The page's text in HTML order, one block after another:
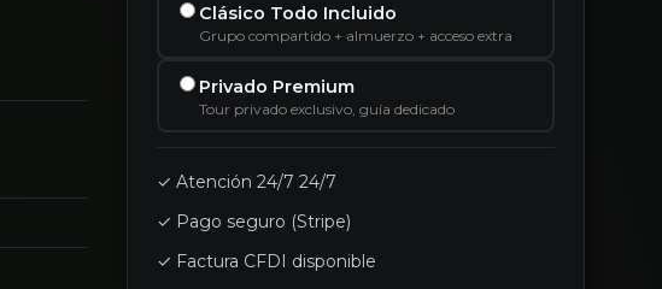
Clásico Todo Incluido
Grupo compartido + almuerzo + acceso extra
Privado Premium
Tour privado exclusivo, guía dedicado
✓ Atención 24/7 24/7
✓ Pago seguro (Stripe)
✓ Factura CFDI disponible